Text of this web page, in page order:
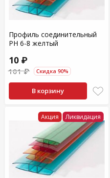
Профиль соединительный
PH 6-8 желтый
10 ₽
101 ₽ Скидка 90%
В корзину
Акция Ликвидация